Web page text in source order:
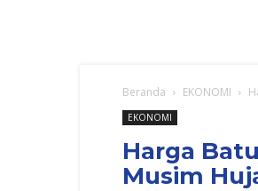
Beranda EKONOMI
EKONOMI
Harga
Musim